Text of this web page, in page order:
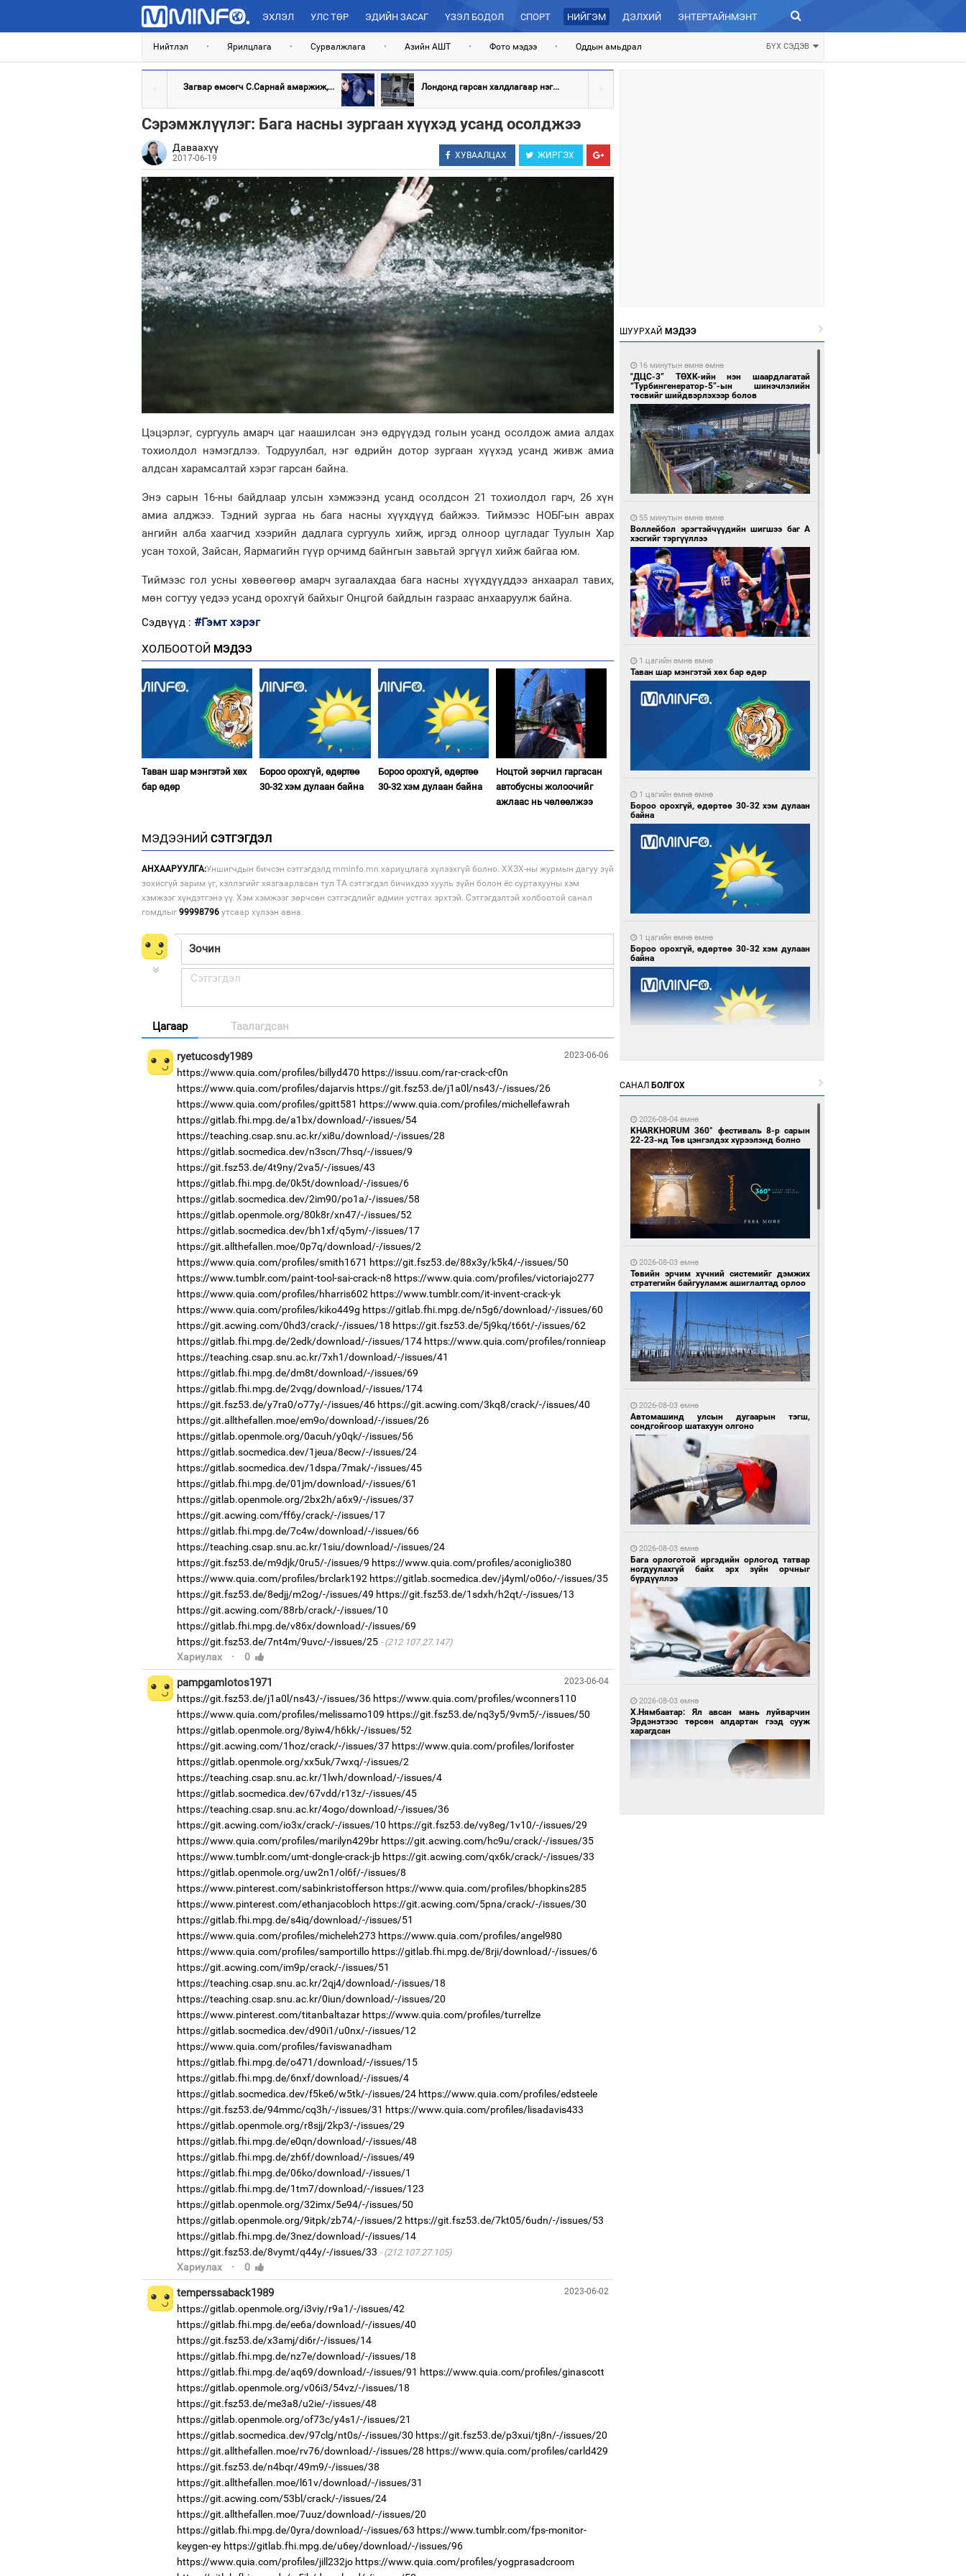
ЭХЛЭЛ УЛС ТӨР ЭДИЙН ЗАСАГ ҮЗЭЛ БОДОЛ СПОРТ НИЙГЭМ ДЭЛХИЙ ЭНТЕРТАЙНМЭНТ ЗУРХАЙ
Нийтлэл • Ярилцлага • Сурвалжлага • Азийн АШТ • Фото мэдээ • Оддын амьдрал БҮХ СЭДЭВ
Загвар өмсөгч С.Сарнай амаржиж,... Лондонд гарсан халдлагаар нэг...
Сэрэмжлүүлэг: Бага насны зургаан хүүхэд усанд осолджээ
Даваахүү
2017-06-19 ХУВААЛЦАХ ЖИРГЭХ
Цэцэрлэг, сургууль амарч цаг наашилсан энэ өдрүүдэд голын усанд осолдож амиа алдах
тохиолдол нэмэгдлээ. Тодруулбал, нэг өдрийн дотор зургаан хүүхэд усанд живж амиа
алдсан харамсалтай хэрэг гарсан байна.
Энэ сарын 16-ны байдлаар улсын хэмжээнд усанд осолдсон 21 тохиолдол гарч, 26 хүн
амиа алджээ. Тэдний зургаа нь бага насны хүүхдүүд байжээ. Тиймээс НОБГ-ын аврах
ангийн алба хаагчид хээрийн дадлага сургууль хийж, иргэд олноор цугладаг Туулын Хар
усан тохой, Зайсан, Яармагийн гүүр орчимд байнгын завьтай эргүүл хийж байгаа юм.
Тиймээс гол усны хөвөөгөөр амарч зугаалахдаа бага насны хүүхдүүддээ анхаарал тавих,
мөн согтуу үедээ усанд орохгүй байхыг Онцгой байдлын газраас анхааруулж байна.
Сэдвүүд : #Гэмт хэрэг
ХОЛБООТОЙ МЭДЭЭ
Таван шар мэнгэтэй хөх
бар өдөр
Бороо орохгүй, өдөртөө
30-32 хэм дулаан байна
Бороо орохгүй, өдөртөө
30-32 хэм дулаан байна
Ноцтой зөрчил гаргасан
автобусны жолоочийг
ажлаас нь чөлөөлжээ
МЭДЭЭНИЙ СЭТГЭГДЭЛ
АНХААРУУЛГА:Уншигчдын бичсэн сэтгэгдэлд mminfo.mn хариуцлага хүлээхгүй болно. ХХЗХ-ны журмын дагуу зүй
зохисгүй зарим үг, хэллэгийг хязгаарласан тул ТА сэтгэгдэл бичихдээ хууль зүйн болон ёс суртахууны хэм
хэмжээг хүндэтгэнэ үү. Хэм хэмжээг зөрчсөн сэтгэгдлийг админ устгах эрхтэй. Сэтгэгдэлтэй холбоотой санал
гомдлыг 99998796 утсаар хүлээн авна.
Цагаар Таалагдсан
2023-06-06
ryetucosdy1989
https://www.quia.com/profiles/billyd470 https://issuu.com/rar-crack-cf0n
https://www.quia.com/profiles/dajarvis https://git.fsz53.de/j1a0l/ns43/-/issues/26
https://www.quia.com/profiles/gpitt581 https://www.quia.com/profiles/michellefawrah
https://gitlab.fhi.mpg.de/a1bx/download/-/issues/54
https://teaching.csap.snu.ac.kr/xi8u/download/-/issues/28
https://gitlab.socmedica.dev/n3scn/7hsq/-/issues/9
https://git.fsz53.de/4t9ny/2va5/-/issues/43
https://gitlab.fhi.mpg.de/0k5t/download/-/issues/6
https://gitlab.socmedica.dev/2im90/po1a/-/issues/58
https://gitlab.openmole.org/80k8r/xn47/-/issues/52
https://gitlab.socmedica.dev/bh1xf/q5ym/-/issues/17
https://git.allthefallen.moe/0p7q/download/-/issues/2
https://www.quia.com/profiles/smith1671 https://git.fsz53.de/88x3y/k5k4/-/issues/50
https://www.tumblr.com/paint-tool-sai-crack-n8 https://www.quia.com/profiles/victoriajo277
https://www.quia.com/profiles/hharris602 https://www.tumblr.com/it-invent-crack-yk
https://www.quia.com/profiles/kiko449g https://gitlab.fhi.mpg.de/n5g6/download/-/issues/60
https://git.acwing.com/0hd3/crack/-/issues/18 https://git.fsz53.de/5j9kq/t66t/-/issues/62
https://gitlab.fhi.mpg.de/2edk/download/-/issues/174 https://www.quia.com/profiles/ronnieap
https://teaching.csap.snu.ac.kr/7xh1/download/-/issues/41
https://gitlab.fhi.mpg.de/dm8t/download/-/issues/69
https://gitlab.fhi.mpg.de/2vqg/download/-/issues/174
https://git.fsz53.de/y7ra0/o77y/-/issues/46 https://git.acwing.com/3kq8/crack/-/issues/40
https://git.allthefallen.moe/em9o/download/-/issues/26
https://gitlab.openmole.org/0acuh/y0qk/-/issues/56
https://gitlab.socmedica.dev/1jeua/8ecw/-/issues/24
https://gitlab.socmedica.dev/1dspa/7mak/-/issues/45
https://gitlab.fhi.mpg.de/01jm/download/-/issues/61
https://gitlab.openmole.org/2bx2h/a6x9/-/issues/37
https://git.acwing.com/ff6y/crack/-/issues/17
https://gitlab.fhi.mpg.de/7c4w/download/-/issues/66
https://teaching.csap.snu.ac.kr/1siu/download/-/issues/24
https://git.fsz53.de/m9djk/0ru5/-/issues/9 https://www.quia.com/profiles/aconiglio380
https://www.quia.com/profiles/brclark192 https://gitlab.socmedica.dev/j4yml/o06o/-/issues/35
https://git.fsz53.de/8edjj/m2og/-/issues/49 https://git.fsz53.de/1sdxh/h2qt/-/issues/13
https://git.acwing.com/88rb/crack/-/issues/10
https://gitlab.fhi.mpg.de/v86x/download/-/issues/69
https://git.fsz53.de/7nt4m/9uvc/-/issues/25
(212.107.27.147)
Хариулах · 0
2023-06-04
pampgamlotos1971
https://git.fsz53.de/j1a0l/ns43/-/issues/36 https://www.quia.com/profiles/wconners110
https://www.quia.com/profiles/melissamo109 https://git.fsz53.de/nq3y5/9vm5/-/issues/50
https://gitlab.openmole.org/8yiw4/h6kk/-/issues/52
https://git.acwing.com/1hoz/crack/-/issues/37 https://www.quia.com/profiles/lorifoster
https://gitlab.openmole.org/xx5uk/7wxq/-/issues/2
https://teaching.csap.snu.ac.kr/1lwh/download/-/issues/4
https://gitlab.socmedica.dev/67vdd/r13z/-/issues/45
https://teaching.csap.snu.ac.kr/4ogo/download/-/issues/36
https://git.acwing.com/io3x/crack/-/issues/10 https://git.fsz53.de/vy8eg/1v10/-/issues/29
https://www.quia.com/profiles/marilyn429br https://git.acwing.com/hc9u/crack/-/issues/35
https://www.tumblr.com/umt-dongle-crack-jb https://git.acwing.com/qx6k/crack/-/issues/33
https://gitlab.openmole.org/uw2n1/ol6f/-/issues/8
https://www.pinterest.com/sabinkristofferson https://www.quia.com/profiles/bhopkins285
https://www.pinterest.com/ethanjacobloch https://git.acwing.com/5pna/crack/-/issues/30
https://gitlab.fhi.mpg.de/s4iq/download/-/issues/51
https://www.quia.com/profiles/micheleh273 https://www.quia.com/profiles/angel980
https://www.quia.com/profiles/samportillo https://gitlab.fhi.mpg.de/8rji/download/-/issues/6
https://git.acwing.com/im9p/crack/-/issues/51
https://teaching.csap.snu.ac.kr/2qj4/download/-/issues/18
https://teaching.csap.snu.ac.kr/0iun/download/-/issues/20
https://www.pinterest.com/titanbaltazar https://www.quia.com/profiles/turrellze
https://gitlab.socmedica.dev/d90i1/u0nx/-/issues/12
https://www.quia.com/profiles/faviswanadham
https://gitlab.fhi.mpg.de/o471/download/-/issues/15
https://gitlab.fhi.mpg.de/6nxf/download/-/issues/4
https://gitlab.socmedica.dev/f5ke6/w5tk/-/issues/24 https://www.quia.com/profiles/edsteele
https://git.fsz53.de/94mmc/cq3h/-/issues/31 https://www.quia.com/profiles/lisadavis433
https://gitlab.openmole.org/r8sjj/2kp3/-/issues/29
https://gitlab.fhi.mpg.de/e0qn/download/-/issues/48
https://gitlab.fhi.mpg.de/zh6f/download/-/issues/49
https://gitlab.fhi.mpg.de/06ko/download/-/issues/1
https://gitlab.fhi.mpg.de/1tm7/download/-/issues/123
https://gitlab.openmole.org/32imx/5e94/-/issues/50
https://gitlab.openmole.org/9itpk/zb74/-/issues/2 https://git.fsz53.de/7kt05/6udn/-/issues/53
https://gitlab.fhi.mpg.de/3nez/download/-/issues/14
https://git.fsz53.de/8vymt/q44y/-/issues/33
(212.107.27.105)
Хариулах · 0
2023-06-02
temperssaback1989
https://gitlab.openmole.org/i3viy/r9a1/-/issues/42
https://gitlab.fhi.mpg.de/ee6a/download/-/issues/40
https://git.fsz53.de/x3amj/di6r/-/issues/14
https://gitlab.fhi.mpg.de/nz7e/download/-/issues/18
https://gitlab.fhi.mpg.de/aq69/download/-/issues/91 https://www.quia.com/profiles/ginascott
https://gitlab.openmole.org/v06i3/54vz/-/issues/18
https://git.fsz53.de/me3a8/u2ie/-/issues/48
https://gitlab.openmole.org/of73c/y4s1/-/issues/21
https://gitlab.socmedica.dev/97clg/nt0s/-/issues/30 https://git.fsz53.de/p3xui/tj8n/-/issues/20
https://git.allthefallen.moe/rv76/download/-/issues/28 https://www.quia.com/profiles/carld429
https://git.fsz53.de/n4bqr/49m9/-/issues/38
https://git.allthefallen.moe/l61v/download/-/issues/31
https://git.acwing.com/53bl/crack/-/issues/24
https://git.allthefallen.moe/7uuz/download/-/issues/20
https://gitlab.fhi.mpg.de/0yra/download/-/issues/63 https://www.tumblr.com/fps-monitor-
keygen-ey https://gitlab.fhi.mpg.de/u6ey/download/-/issues/96
https://www.quia.com/profiles/jill232jo https://www.quia.com/profiles/yogprasadcroom
ШУУРХАЙ МЭДЭЭ
16 минутын өмнө өмнө
"ДЦС-3” ТӨХК-ийн нэн шаардлагатай
“Турбингенератор-5”-ын шинэчлэлийн
төсвийг шийдвэрлэхээр болов
55 минутын өмнө өмнө
Воллейбол эрэгтэйчүүдийн шигшээ баг А
хэсгийг тэргүүллээ
1 цагийн өмнө өмнө
Таван шар мэнгэтэй хөх бар өдөр
1 цагийн өмнө өмнө
Бороо орохгүй, өдөртөө 30-32 хэм дулаан
байна
1 цагийн өмнө өмнө
Бороо орохгүй, өдөртөө 30-32 хэм дулаан
байна
21 цагийн өмнө өмнө
22 цагийн өмнө өмнө
23 цагийн өмнө өмнө
Ирландын алдарт Boyzone хамтлагийн
1 өдрийн өмнө өмнө
1 өдрийн өмнө өмнө
Монгол Улсын волейболын шигшээ баг
өнөөдөр Хятадын эсрэг тоглоно
САНАЛ БОЛГОХ
2026-08-04 өмнө
KHARKHORUM 360° фестиваль 8-р сарын
22-23-нд Төв цэнгэлдэх хүрээлэнд болно
2026-08-03 өмнө
Төвийн эрчим хүчний системийг дэмжих
стратегийн байгууламж ашиглалтад орлоо
2026-08-03 өмнө
Автомашинд улсын дугаарын тэгш,
сондгойгоор шатахуун олгоно
2026-08-03 өмнө
Бага орлоготой иргэдийн орлогод татвар
ногдуулахгүй байх эрх зүйн орчныг
бүрдүүллээ
2026-08-03 өмнө
Х.Нямбаатар: Ял авсан мань луйварчин
Эрдэнэтээс төрсөн алдартан гээд сууж
харагдсан